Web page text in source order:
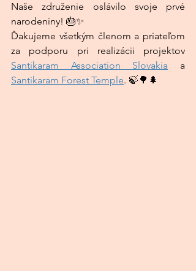
Naše združenie oslávilo svoje prvé
narodeniny! 🎂✨
Ďakujeme všetkým členom a priateľom
Santikaram Association Slovakia
Santikaram Forest Temple. 🍃🌳🌲